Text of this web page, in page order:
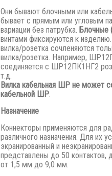
Они бывают блочными или
бывает с прямым или угловым
вариации без патрубка. Блочные
винтами фиксируются к
вилка/розетка сочленяются
вилка/розетка. Например,
соединяется с ШР12ПК1НГ2
т.д.
Вилка кабельная ШР не может
кабельной ШР.
Назначение
Коннекторы применяются для
различного назначения. Для их
экранированный и
представлены до 50
от 1,5 мм до 9,0 мм.